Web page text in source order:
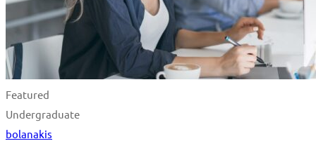
Featured
Undergraduate
bolanakis